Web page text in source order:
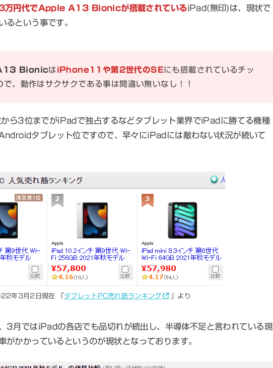
万円代でApple A13 Bionicが搭載されているiPad(無印)は、現状で
るという事です。
BionicはiPhone11や第2世代のSEにも搭載されているチッ
で、動作はサクサクである事は間違い無いなし！！
ら3位までがiPadで独占するなどタブレット業界でiPadに勝てる機種
タブレット位ですので、早々にiPadには敵わない状況が続いて
年3月2日現在 「 タブレットPC売れ筋ランキング 」より
3月ではiPadの各店でも品切れが続出し、半導体不足と言われている現
がかかっているというのが現状となっております。